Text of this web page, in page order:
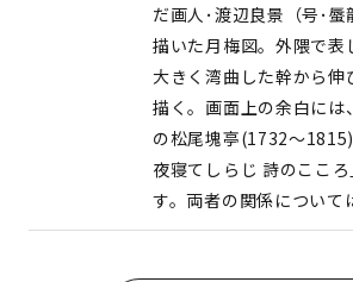
だ画人･渡辺良景（号･
描いた月梅図。外隈で表
大きく湾曲した幹から伸
描く。画面上の余白には
の松尾塊亭(1732〜
夜寝てしらじ 詩のここ
す。両者の関係について